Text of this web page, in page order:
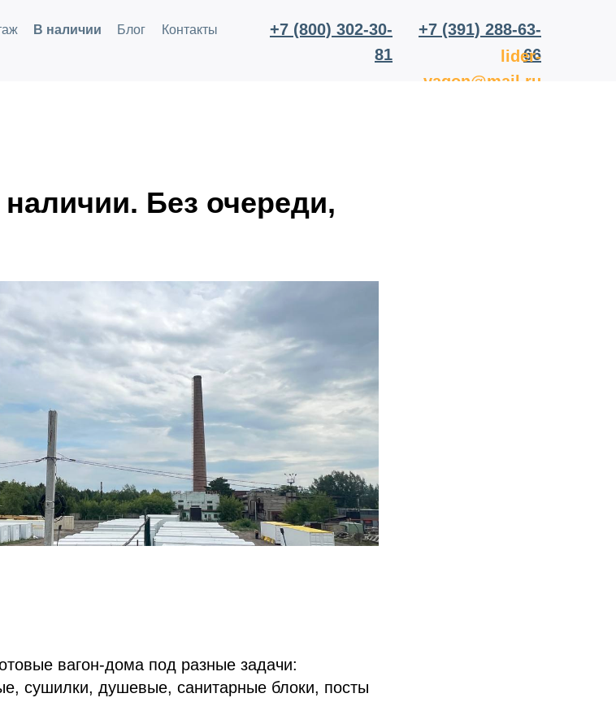
В наличии Блог Контакты
+7 (391) 288-63-
66
lider-
vagon@mail.ru
+7 (800) 302-30-
81
Без очереди,
вагон-дома под разные задачи:
сушилки, душевые, санитарные блоки, посты